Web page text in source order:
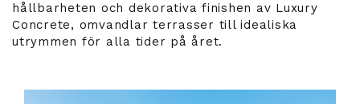
hållbarheten och dekorativa finishen av Luxury
Concrete, omvandlar terrasser till idealiska
utrymmen för alla tider på året.